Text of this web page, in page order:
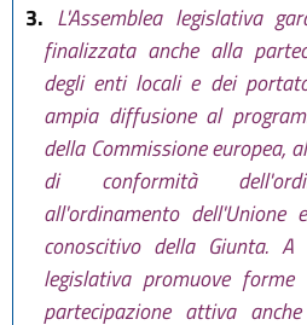
3. L'Assemblea legislativa
finalizzata anche alla
degli enti locali e dei
ampia diffusione al
della Commissione europea,
di conformità
all'ordinamento
conoscitivo della Giunta.
legislativa promuove
partecipazione attiva